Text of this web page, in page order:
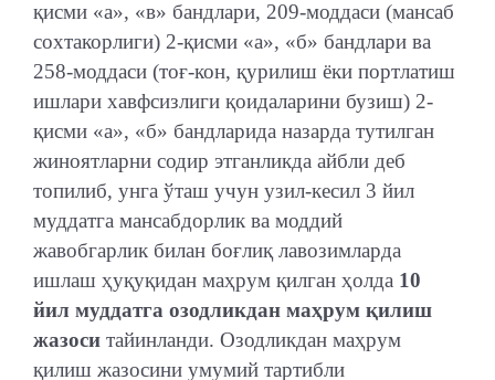
қисми «а», «в» бандлари, 209-моддаси (мансаб
сохтакорлиги) 2-қисми «а», «б» бандлари ва
258-моддаси (тоғ-кон, қурилиш ёки портлатиш
ишлари хавфсизлиги қоидаларини бузиш) 2-
қисми «а», «б» бандларида назарда тутилган
жиноятларни содир этганликда айбли деб
топилиб, унга ўташ учун узил-кесил 3 йил
муддатга мансабдорлик ва моддий
жавобгарлик билан боғлиқ лавозимларда
ишлаш ҳуқуқидан маҳрум қилган ҳолда 10
йил муддатга озодликдан маҳрум қилиш
жазоси тайинланди. Озодликдан маҳрум
қилиш жазосини умумий тартибли